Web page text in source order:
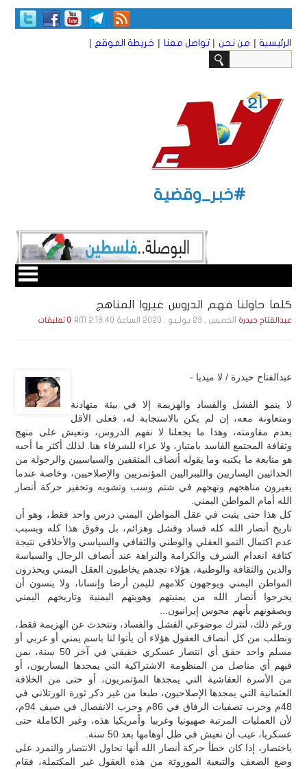
الرئيسية | من نحن | تواصل معنا | خريطة الموقع |
#خبر_وقضية
كلما حاولنا فهم الدروس غيروا المناهج
عبدالفتاح حيدرة الخميس , 23 يـولـيـو , 2020 الساعة 2:13:40 AM 0 تعليقات
عبدالفتاح حيدرة / لا ميديا -
لا ينمو الفشل والفساد والهزيمة إلا في بيئة متهادنة
ومتعاونة معه، إن لم يكن بالاستجابة له، فعلى الأقل
بعدم مقاومته، وهذا ما يجعلنا لا نفهم الدروس، ونعيش على منهج
وثقافة المجتمع الفاسد بامتياز، ولا عزاء للشرفاء هنا. لذلك أكثر ما أحبه
هو متابعة ما يكتبه وما يقوله أنصاف المثقفين والسياسيين والرجولة من
الحداثيين اليساريين والليبراليين المؤتمريين والإصلاحيين، وخاصة عندما
يغيرون مناهجهم ونهجهم في شتم وسب وتشويه وتحقير حركة أنصار
الله أمام المواطن اليمني.
كل هذا حتى يثبت في عقل المواطن اليمني درس واحد فقط، وهو أن
تاريخ أنصار الله كله فساد وفشل وهزائم، بل وفوق هذا كله وبسبب
عدم اكتمال النمو العقلي والوطني والثقافي والسياسي والأخلاقي نتيجة
كثافة انعدام الشرف والكرامة والنزاهة عند أنصاف الرجال والسياسة
والدين والثقافة والوطنية، هؤلاء تجدهم يخاطبون العقل اليمني ويحذرون
المواطن اليمني ويوجهون كلامهم لليمن أرضا وإنسانا، ولا ينسون أن
يخرجوا أنصار الله من يمنيتهم وهويتهم اليمنية وتاريخهم اليمني
ويصفونهم بأنهم مجوس إيرانيون...
ورغم ذلك، لنترك موضوعي الفشل والفساد، ونتحدث عن الهزيمة فقط،
ونطلب من كل أنصاف العقول هؤلاء أن يأتوا لنا باسم يمني أو عربي أو
مسلم واحد حقق أي انتصار عسكري حقيقي في آخر 50 سنة، بمن
فيهم أي مناضل من المنظومة الاشتراكية التي يمجدها اليساريون، أو
من الأسرة العفاشية التي يمجدها المؤتمريون، أو حتى من الخلافة
العثمانية التي يمجدها الإصلاحيون، طبعا من غير ذكر ثورة الورتلاني في
48م وحرب تصفيات الرفاق في 86م وحرب الانفصال في صيف 94م،
لأن العمليات المرتبة صهيونيا وغربيا وأمريكيا هذه، وغير الكاملة حتى
عسكريا، عيب أن نعيش في ظل أوهامها بعد 50 سنة.
باختصار، إذا كان خطأ حركة أنصار الله أنها تحاول الانتصار والتمرد على
وضع الضعف والتبعية الموروثة من هذه العقول غير المكتملة، فقام